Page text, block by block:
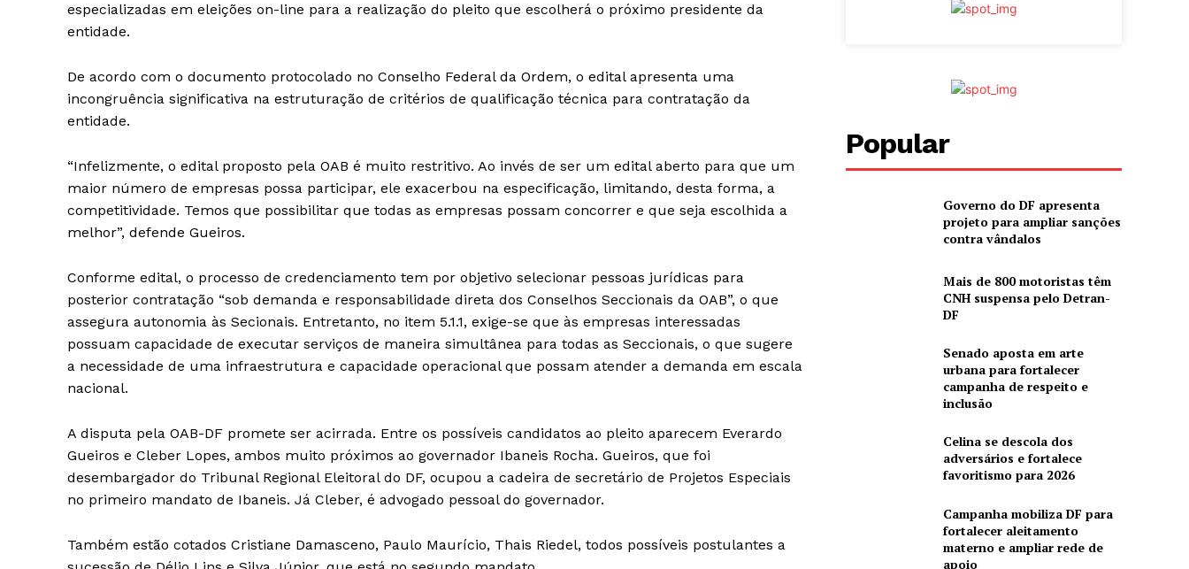
especializadas em eleições on-line para a realização do pleito que escolherá o próximo presidente da
entidade.
De acordo com o documento protocolado no Conselho Federal da Ordem, o edital apresenta uma
incongruência significativa na estruturação de critérios de qualificação técnica para contratação da
entidade.
“Infelizmente, o edital proposto pela OAB é muito restritivo. Ao invés de ser um edital aberto para que um
maior número de empresas possa participar, ele exacerbou na especificação, limitando, desta forma, a
competitividade. Temos que possibilitar que todas as empresas possam concorrer e que seja escolhida a
melhor”, defende Gueiros.
Conforme edital, o processo de credenciamento tem por objetivo selecionar pessoas jurídicas para
posterior contratação “sob demanda e responsabilidade direta dos Conselhos Seccionais da OAB”, o que
assegura autonomia às Secionais. Entretanto, no item 5.1.1, exige-se que às empresas interessadas
possuam capacidade de executar serviços de maneira simultânea para todas as Seccionais, o que sugere
a necessidade de uma infraestrutura e capacidade operacional que possam atender a demanda em escala
nacional.
A disputa pela OAB-DF promete ser acirrada. Entre os possíveis candidatos ao pleito aparecem Everardo
Gueiros e Cleber Lopes, ambos muito próximos ao governador Ibaneis Rocha. Gueiros, que foi
desembargador do Tribunal Regional Eleitoral do DF, ocupou a cadeira de secretário de Projetos Especiais
no primeiro mandato de Ibaneis. Já Cleber, é advogado pessoal do governador.
Também estão cotados Cristiane Damasceno, Paulo Maurício, Thais Riedel, todos possíveis postulantes a
Popular
Governo do DF apresenta
projeto para ampliar sanções
contra vândalos
Mais de 800 motoristas têm
CNH suspensa pelo Detran-
DF
Senado aposta em arte
urbana para fortalecer
campanha de respeito e
inclusão
Celina se descola dos
adversários e fortalece
favoritismo para 2026
Campanha mobiliza DF para
fortalecer aleitamento
materno e ampliar rede de
apoio